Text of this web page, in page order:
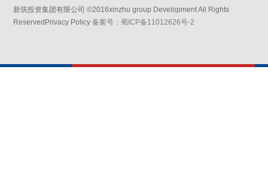
新筑投资集团有限公司 ©2016xinzhu group Development All Rights
ReservedPrivacy Policy备案号：蜀ICP备11012626号-2